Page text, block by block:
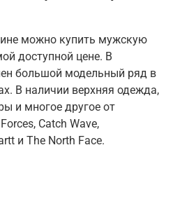
можно купить мужскую
доступной цене. В
большой модельный ряд в
В наличии верхняя одежда,
и многое другое от
Catch Wave,
и The North Face.